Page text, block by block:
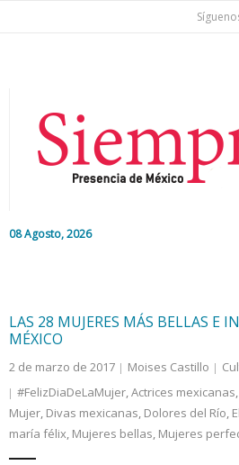
08 Agosto, 2026
Colaboradores
Internacional
LAS 28 MUJERES MÁS BELLAS E
MÉXICO
2 de marzo de 2017 Moises Castillo
#FelizDiaDeLaMujer,Actrices mexicanas,
Mujer, Divas mexicanas, Dolores del Río,
maría félix, Mujeres bellas, Mujeres